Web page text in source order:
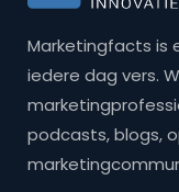
Marketingfacts is
iedere dag vers.
podcasts, blogs,